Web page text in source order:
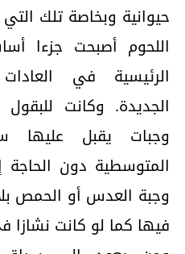
حيوانية وبخاصة تلك
اللحوم أصبحت جزءا
الرئيسية في
الجديدة. وكانت
وجبات يقبل عليها
المتوسطية دون
وجبة العدس أو الحمص
فيها كما لو كانت